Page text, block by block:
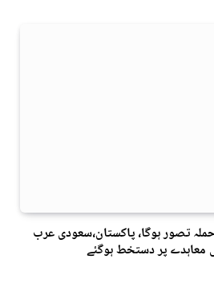
تصور ہوگا، پاکستان،سعودی عرب
معاہدے پر دستخط ہوگئے